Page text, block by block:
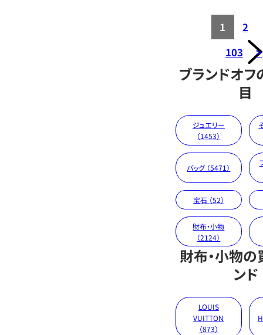
1
2
103
>
ブランドオ
目
ジュエリー
（1453）
バッグ （5471）
宝石 （52）
財布・小物
（2124）
財布・小物
ンド
LOUIS
VUITTON
（873）